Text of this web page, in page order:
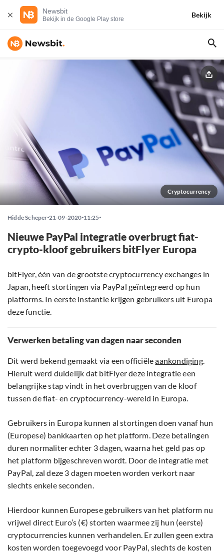
Newsbit
Bekijk in de Google Play store
Bekijk
Cryptocurrency
Hidde Scheper 21-09-2020 11:25
Nieuwe PayPal integratie overbrugt fiat-
crypto-kloof gebruikers bitFlyer Europa
bitFlyer, één van de grootste cryptocurrency exchanges in
Japan, heeft stortingen via PayPal geïntegreerd op hun
platforms. In eerste instantie krijgen gebruikers uit Europa
deze functie.
Verwerken betaling van dagen naar seconden
Dit werd bekend gemaakt via een officiëleaankondiging.
Hieruit werd duidelijk dat bitFlyer deze integratie een
belangrijke stap vindt in het overbruggen van de kloof
tussen de fiat- en cryptocurrency-wereld in Europa.
Gebruikers in Europa kunnen al stortingen doen vanaf hun
(Europese) bankkaarten op het platform. Deze betalingen
duren normaliter echter 3 dagen, waarna het geld pas op
het platform bijgeschreven wordt. Door de integratie met
PayPal, zal deze 3 dagen moeten worden verkort naar
slechts enkele seconden.
Hierdoor kunnen Europese gebruikers van het platform nu
vrijwel direct Euro’s (€) storten waarmee zij hun (eerste)
cryptocurrencies kunnen verhandelen. Er zullen geen extra
kosten worden toegevoegd voor PayPal, slechts de kosten